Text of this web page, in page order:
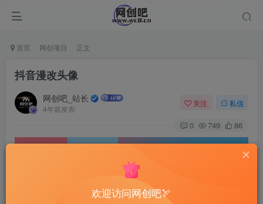
首页 网创项目 正文
抖音漫改头像
网创吧_站长
4年前发布
关注 私信
0 749 86
欢迎访问网创吧🏹